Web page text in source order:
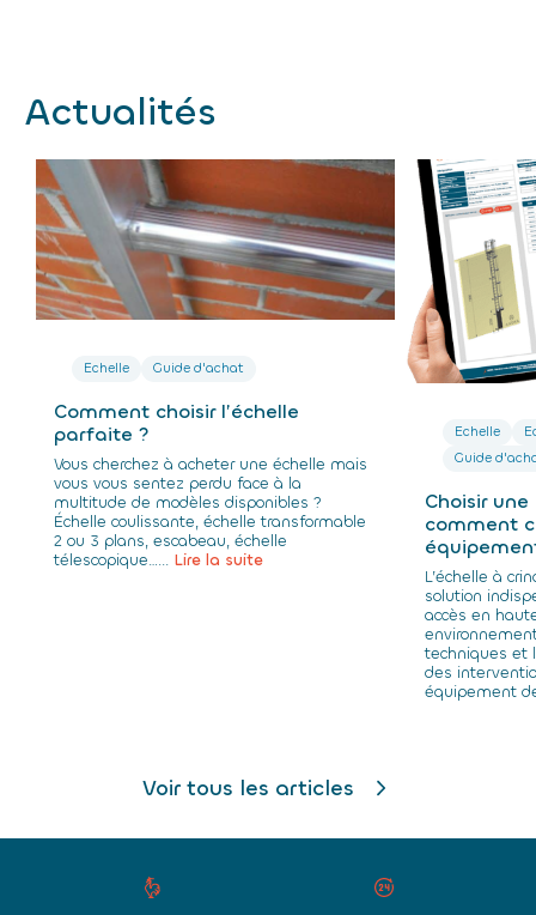
Actualités
Echelle Guide d'achat
Comment choisir l’échelle
parfaite ?
Vous cherchez à acheter une échelle mais
vous vous sentez perdu face à la
multitude de modèles disponibles ?
Échelle coulissante, échelle transformable
2 ou 3 plans, escabeau, échelle
télescopique…... Lire la suite
Echelle
Guide
Choisir
comment
L’échelle à
solution
accès en
techniques et
des
équipement
Voir tous les articles